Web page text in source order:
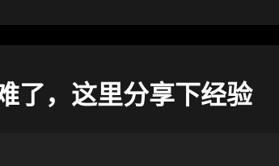
了，这里分享下经验